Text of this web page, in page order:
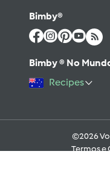
Bimby®
Bimby ® No
Recipes
©2026
Termos e